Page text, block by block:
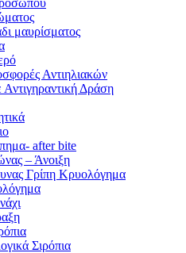
μαυρίσματος
Αντιηλιακών
Αντιγηραντική Δράση
after bite
– Άνοιξη
Γρίπη Κρυολόγημα
Σιρόπια